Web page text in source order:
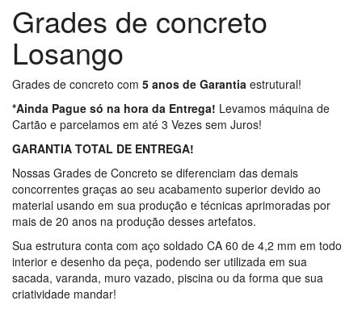
Grades de concreto
Losango
Grades de concreto com 5 anos de Garantia estrutural!
*Ainda Pague só na hora da Entrega! Levamos máquina de
Cartão e parcelamos em até 3 Vezes sem Juros!
GARANTIA TOTAL DE ENTREGA!
Nossas Grades de Concreto se diferenciam das demais
concorrentes graças ao seu acabamento superior devido ao
material usando em sua produção e técnicas aprimoradas por
mais de 20 anos na produção desses artefatos.
Sua estrutura conta com aço soldado CA 60 de 4,2 mm em todo
interior e desenho da peça, podendo ser utilizada em sua
sacada, varanda, muro vazado, piscina ou da forma que sua
criatividade mandar!